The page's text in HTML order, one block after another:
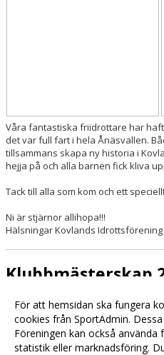
Våra fantastiska friidrottare har
det var full fart i hela Ånäsvallen.
tillsammans skapa ny historia i
hejja på och alla barnen fick kliva
Tack till alla som kom och ett
Ni är stjärnor allihopa!!!
Hälsningar Kovlands Idrottsförening
Klubbmästerskap
För att hemsidan ska fungera
cookies från SportAdmin.
Föreningen kan också använda
statistik eller marknadsföring.